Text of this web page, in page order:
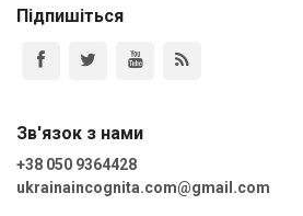
Підпишіться
Зв'язок з нами
+38 050 9364428
ukrainaincognita.com@gmail.com